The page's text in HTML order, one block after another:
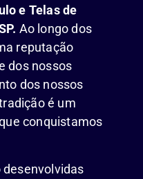
e Telas de
Ao longo dos
reputação
dos nossos
dos nossos
é um
conquistamos
desenvolvidas